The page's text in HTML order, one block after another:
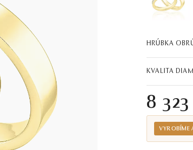
HRÚBKA
KVALITA
8
VYROBÍME